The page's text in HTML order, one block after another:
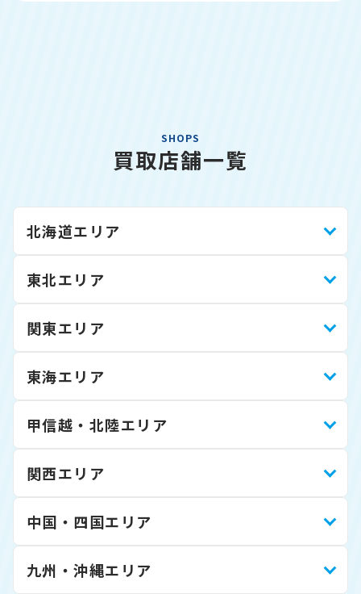
SHOPS
買取店舗一覧
北海道エリア
東北エリア
関東エリア
東海エリア
甲信越・北陸エリア
関西エリア
中国・四国エリア
九州・沖縄エリア